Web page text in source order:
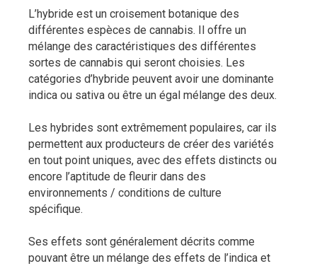
L’hybride est un croisement botanique des
différentes espèces de cannabis. Il offre un
mélange des caractéristiques des différentes
sortes de cannabis qui seront choisies. Les
catégories d’hybride peuvent avoir une dominante
indica ou sativa ou être un égal mélange des deux.
Les hybrides sont extrêmement populaires, car ils
permettent aux producteurs de créer des variétés
en tout point uniques, avec des effets distincts ou
encore l’aptitude de fleurir dans des
environnements / conditions de culture
spécifique.
Ses effets sont généralement décrits comme
pouvant être un mélange des effets de l’indica et